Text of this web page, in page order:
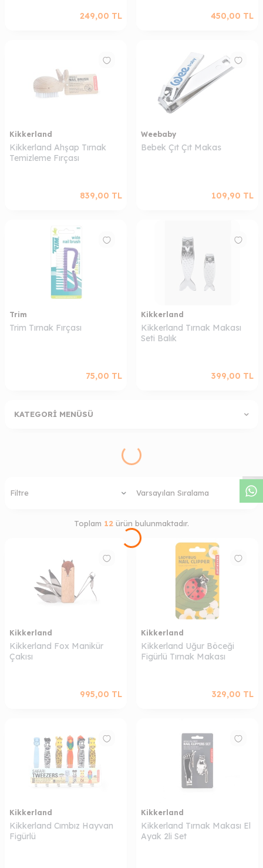
249,00 TL 450,00 TL
Kikkerland
Kikkerland Ahşap Tırnak
Temizleme Fırçası
839,00 TL
Weebaby
Bebek Çıt Çıt Makas
109,90 TL
Trim
Trim Tırnak Fırçası
75,00 TL
Kikkerland
Kikkerland Tırnak Makası
Seti Balık
399,00 TL
KATEGORI MENÜSÜ
Filtre
Toplam 12 ürün bulunmaktadır.
Kikkerland
Kikkerland Fox Manikür
Çakısı
995,00 TL
Kikkerland
Kikkerland Uğur Böceği
Figürlü Tırnak Makası
329,00 TL
Kikkerland
Kikkerland Cımbız Hayvan
Figürlü
Kikkerland
Kikkerland Tırnak Makası El
Ayak 2li Set